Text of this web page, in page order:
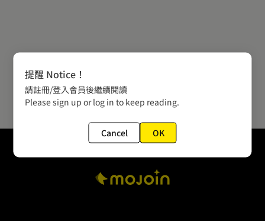
提醒 Notice！
請註冊/登入會員後繼續閱讀
Please sign up or log in to keep reading.
Cancel OK